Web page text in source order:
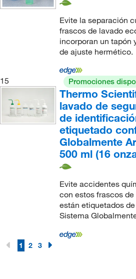
Evite la separación
frascos de lavado
incorporan un tapón
de ajuste hermético.
15 Promociones
Thermo
lavado de
de
etiquetado
Globalmente
500 ml (16
Evite accidentes
con estos frascos
están etiquetados
Sistema
1 2 3